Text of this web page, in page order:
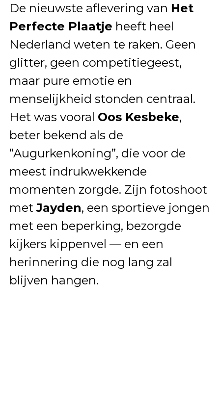
De nieuwste aflevering van Het
Perfecte Plaatje heeft heel
Nederland weten te raken. Geen
glitter, geen competitiegeest,
maar pure emotie en
menselijkheid stonden centraal.
Het was vooral Oos Kesbeke,
beter bekend als de
“Augurkenkoning”, die voor de
meest indrukwekkende
momenten zorgde. Zijn fotoshoot
metJayden, een sportieve jongen
met een beperking, bezorgde
kijkers kippenvel — en een
herinnering die nog lang zal
blijven hangen.